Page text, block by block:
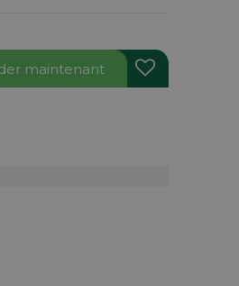
maintenant